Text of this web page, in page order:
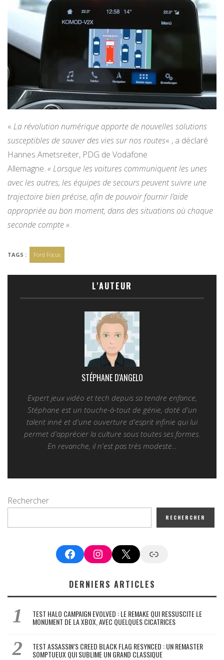
« La révolution numérique apporte de nouvelles solutions
susceptibles de sauver des vies sur nos routes« , a déclaré
Hannes Ametsreiter, PDG de Vodafone
Allemagne. « Lorsque les voitures communiquent les unes
avec les autres, les équipes de secours peuvent suivre une
trajectoire bien précise, afin de pouvoir fournir l’aide
appropriée au bon moment, dans des situations où chaque
seconde compte ».
TAGS : Ford Focus
L'AUTEUR
STÉPHANE D'ANGELO
Expert jeux vidéo et tech depuis sa tendre enfance,
Stéphane est un touche-à-tout de génie, doté d'un
talent inné et d'une ouverture d'esprit infinie qui lui
permet d'apprécier la culture sous toutes ses formes.
En revanche, il n'est pas très modeste...
Rechercher
RECHERCHER
FacebookInstagram
X Google News
DERNIERS ARTICLES
TEST HALO CAMPAIGN EVOLVED : LE REMAKE QUI RESSUSCITE LE
MONUMENT DE LA XBOX, AVEC QUELQUES CICATRICES
TEST ASSASSIN’S CREED BLACK FLAG RESYNCED : UN REMASTER
SOMPTUEUX QUI SUBLIME UN GRAND CLASSIQUE